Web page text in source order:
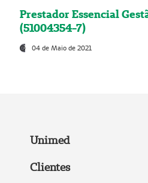
Prestador Essencial
(51004354-7)
04 de Maio de 2021
Unimed
Clientes